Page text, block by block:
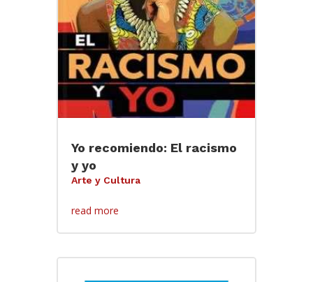
Yo recomiendo: El racismo
y yo
Arte y Cultura
read more